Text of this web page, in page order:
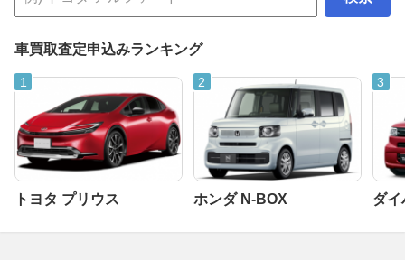
車買取査定申込みランキング
トヨタ プリウス ホンダ N-BOX ダイ